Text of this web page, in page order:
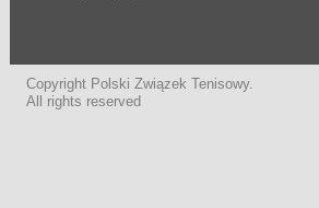
Copyright Polski Związek Tenisowy.
All rights reserved